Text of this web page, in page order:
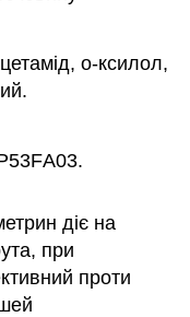
о-ксилол,
діє на
при
проти